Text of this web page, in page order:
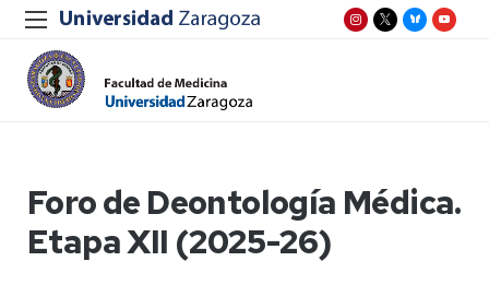
Foro de Deontología Médica.
Etapa XII (2025-26)